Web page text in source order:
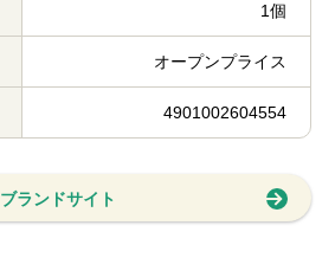
1個
オープンプライス
4901002604554
ブランドサイト